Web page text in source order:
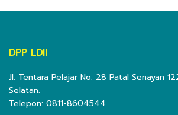
DPP LDII
Jl. Tentara Pelajar No. 28 Patal Senayan
Selatan.
Telepon: 0811-8604544